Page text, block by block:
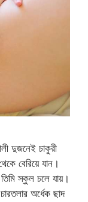
দুজনেই চাকুরী
বেরিয়ে যান।
তিমি স্কুল চলে যায়।
অর্ধেক ছাদ